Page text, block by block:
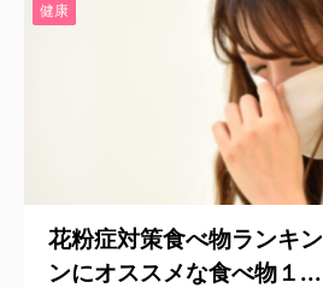
健康
花粉症対策食べ物ランキ
ンにオススメな食べ物１...